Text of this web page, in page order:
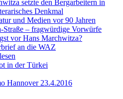
setzte den Bergarbeitern in
Denkmal
und Medien vor 90 Jahren
Straße – fragwürdige Vorwürfe
vor Hans Marchwitza?
an die WAZ
in der Türkei
Hannover 23.4.2016